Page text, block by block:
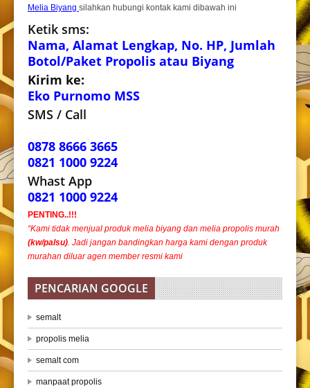
Melia Biyang silahkan hubungi kontak kami dibawah ini
Ketik sms:
Nama, Alamat Lengkap, No. HP, Jumlah
Botol/Paket Propolis atau Biyang
Kirim ke:
Eko Purnomo MSS
SMS / Call
0878 8666 3665
0821 1000 9224
Whast App
0821 1000 9224
PENTING..!!!
“Kami tidak menjual produk melia biyang dan melia propolis murah
(kw/palsu). Jadi jangan bandingkan harga kami dengan produk
murahan diluar agen member resmi kami
PENCARIAN GOOGLE
semalt
propolis melia
semalt com
manpaat propolis